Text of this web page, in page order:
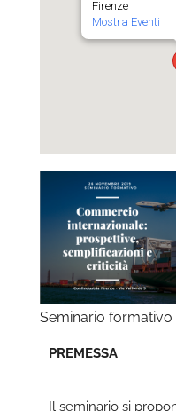
Firenze
Mostra Eventi
Seminario
PREMESSA
Il seminario si